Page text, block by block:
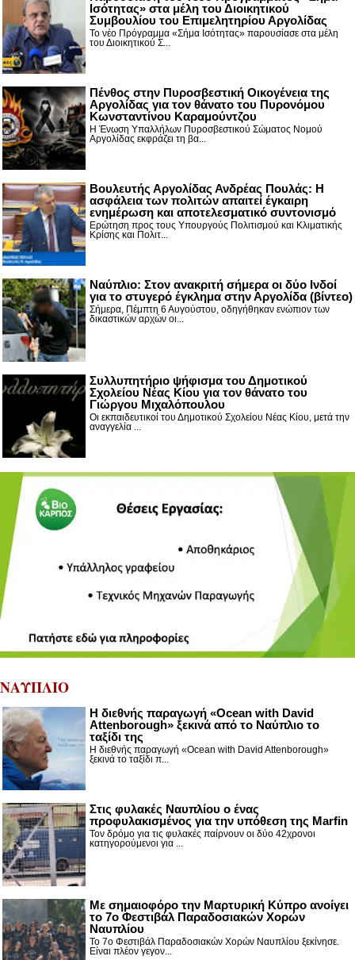
Ισότητας» στα μέλη του Διοικητικού
Συμβουλίου του Επιμελητηρίου Αργολίδας
Το νέο Πρόγραμμα «Σήμα Ισότητας» παρουσίασε στα μέλη
του Διοικητικού Σ...
Πένθος στην Πυροσβεστική Οικογένεια της
Αργολίδας για τον θάνατο του Πυρονόμου
Κωνσταντίνου Καραμούντζου
Η Ένωση Υπαλλήλων Πυροσβεστικού Σώματος Νομού
Αργολίδας εκφράζει τη βα...
Βουλευτής Αργολίδας Ανδρέας Πουλάς: Η
ασφάλεια των πολιτών απαιτεί έγκαιρη
ενημέρωση και αποτελεσματικό συντονισμό
Ερώτηση προς τους Υπουργούς Πολιτισμού και Κλιματικής
Κρίσης και Πολιτ...
Nαύπλιο: Στον ανακριτή σήμερα οι δύο Ινδοί
για το στυγερό έγκλημα στην Αργολίδα (βίντεο)
Σήμερα, Πέμπτη 6 Αυγούστου, οδηγήθηκαν ενώπιον των
δικαστικών αρχών οι...
Συλλυπητήριο ψήφισμα του Δημοτικού
Σχολείου Νέας Κίου για τον θάνατο του
Γιώργου Μιχαλόπουλου
Οι εκπαιδευτικοί του Δημοτικού Σχολείου Νέας Κίου, μετά την
αναγγελία ...
ΝΑΥΠΛΙΟ
Η διεθνής παραγωγή «Ocean with David
Attenborough» ξεκινά από το Ναύπλιο το
ταξίδι της
Η διεθνής παραγωγή «Ocean with David Attenborough»
ξεκινά το ταξίδι π...
Στις φυλακές Ναυπλίου ο ένας
προφυλακισμένος για την υπόθεση της Marfin
Τον δρόμο για τις φυλακές παίρνουν οι δύο 42χρονοι
κατηγορούμενοι για ...
Με σημαιοφόρο την Μαρτυρική Κύπρο ανοίγει
το 7ο Φεστιβάλ Παραδοσιακών Χορών
Ναυπλίου
Το 7ο Φεστιβάλ Παραδοσιακών Χορών Ναυπλίου ξεκίνησε.
Είναι πλέον γεγον...